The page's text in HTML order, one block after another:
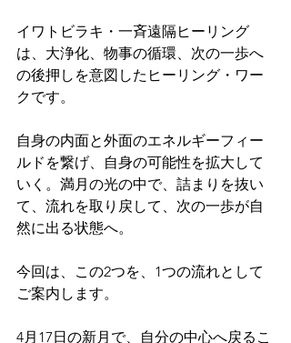
イワトビラキ・一斉遠隔ヒーリング
は、大浄化、物事の循環、次の一歩へ
の後押しを意図したヒーリング・ワー
クです。
自身の内面と外面のエネルギーフィー
ルドを繋げ、自身の可能性を拡大して
いく。満月の光の中で、詰まりを抜い
て、流れを取り戻して、次の一歩が自
然に出る状態へ。
今回は、この2つを、1つの流れとして
ご案内します。
4月17日の新月で、自分の中心へ戻るこ